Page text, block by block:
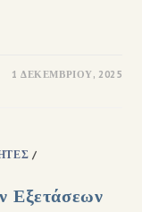
1 ΔΕΚΕΜΒΡΊΟΥ, 2025
/
Εξετάσεων